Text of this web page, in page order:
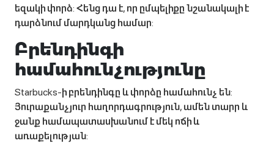
եզակի փորձ: Հենց դա է, որ ըմպելիքը նշանակալի է
դարձնում մարդկանց համար:
Բրենդինգի
համահունչությունը
Starbucks-ի բրենդինգը և փորձը համահունչ են:
Յուրաքանչյուր հաղորդագրություն, ամեն տարր և
ջանք համապատասխանում է մեկ ոճի և
առաքելության: